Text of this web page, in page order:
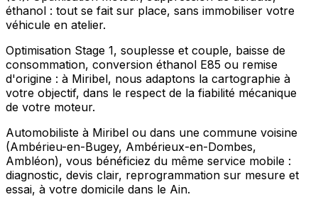
éthanol : tout se fait sur place, sans immobiliser votre
véhicule en atelier.
Optimisation Stage 1, souplesse et couple, baisse de
consommation, conversion éthanol E85 ou remise
d'origine : à Miribel, nous adaptons la cartographie à
votre objectif, dans le respect de la fiabilité mécanique
de votre moteur.
Automobiliste à Miribel ou dans une commune voisine
(Ambérieu-en-Bugey, Ambérieux-en-Dombes,
Ambléon), vous bénéficiez du même service mobile :
diagnostic, devis clair, reprogrammation sur mesure et
essai, à votre domicile dans le Ain.